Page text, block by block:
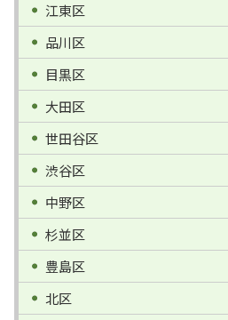
江東区
品川区
目黒区
大田区
世田谷区
渋谷区
中野区
杉並区
豊島区
北区